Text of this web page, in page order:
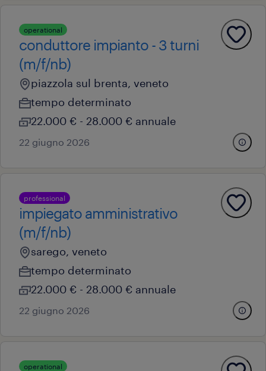
operational
conduttore impianto - 3 turni
(m/f/nb)
piazzola sul brenta, veneto
tempo determinato
22.000 € - 28.000 € annuale
22 giugno 2026
professional
impiegato amministrativo
(m/f/nb)
sarego, veneto
tempo determinato
22.000 € - 28.000 € annuale
22 giugno 2026
operational